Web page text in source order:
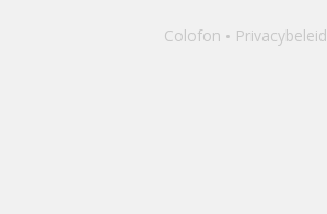
Colofon Privacybeleid